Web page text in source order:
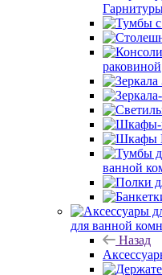
раковиной
ванной
для ванной
Назад